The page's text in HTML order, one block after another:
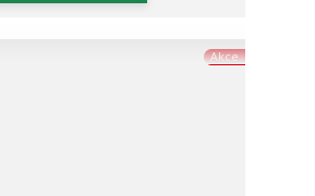
Akce